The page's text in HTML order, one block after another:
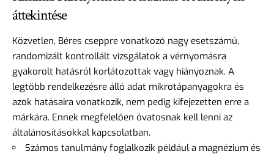
áttekintése
Közvetlen, Béres cseppre vonatkozó nagy esetszámú,
randomizált kontrollált vizsgálatok a vérnyomásra
gyakorolt hatásról korlátozottak vagy hiányoznak. A
legtöbb rendelkezésre álló adat mikrotápanyagokra és
azok hatásaira vonatkozik, nem pedig kifejezetten erre a
márkára. Ennek megfelelően óvatosnak kell lenni az
általánosításokkal kapcsolatban.
Számos tanulmány foglalkozik például a magnézium és